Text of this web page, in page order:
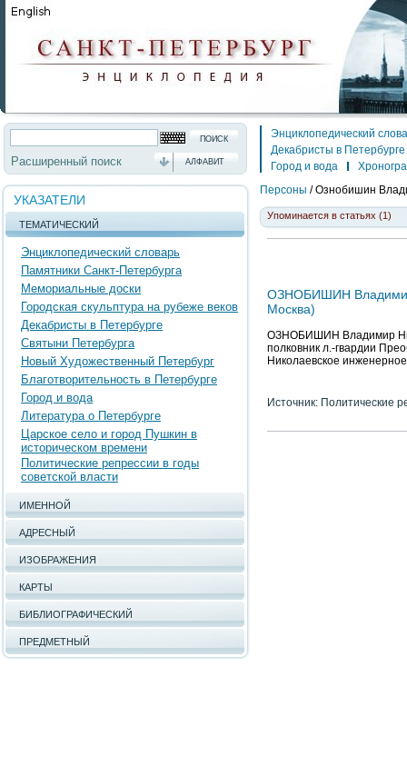
Расширенный поиск АЛФАВИТ
УКАЗАТЕЛИ
ТЕМАТИЧЕСКИЙ
Энциклопедический словарь
Памятники Санкт-Петербурга
Мемориальные доски
Городская скульптура на рубеже веков
Декабристы в Петербурге
Святыни Петербурга
Новый Художественный Петербург
Благотворительность в Петербурге
Город и вода
Литература о Петербурге
Царское село и город Пушкин в
историческом времени
Политические репрессии в годы
советской власти
ИМЕННОЙ
АДРЕСНЫЙ
ИЗОБРАЖЕНИЯ
КАРТЫ
БИБЛИОГРАФИЧЕСКИЙ
ПРЕДМЕТНЫЙ
Энциклопедический
Декабристы в Петербурге
Город и вода
Персоны / Ознобишин
Упоминается в статьях (1)
ОЗНОБИШИН Владимир
Москва)
ОЗНОБИШИН Владимир
полковник л.-гвардии
Николаевское
Источник: Политические